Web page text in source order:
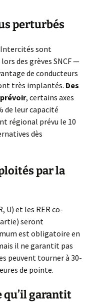
perturbés
Intercités sont
des grèves SNCF —
de conducteurs
très implantés. Des
, certains axes
de leur capacité
régional prévu le 10
dès
par la
U) et les RER co-
seront
est obligatoire en
il ne garantit pas
peuvent tourner à 30-
de pointe.
qu’il garantit